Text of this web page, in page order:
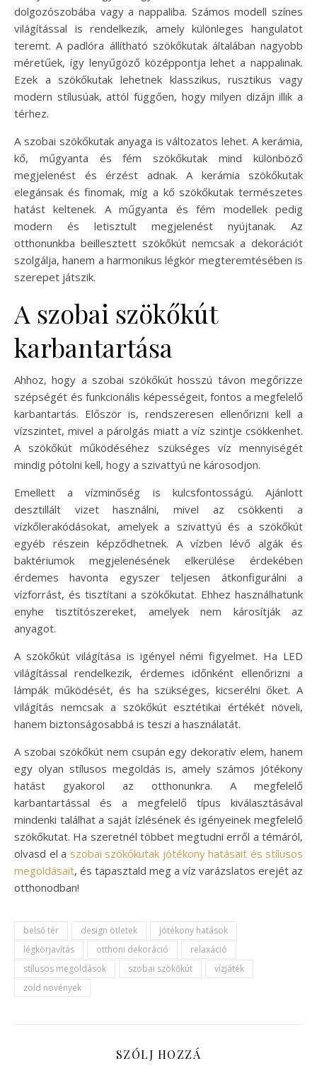
dolgozószobába vagy a nappaliba. Számos modell színes
világítással is rendelkezik, amely különleges hangulatot
teremt. A padlóra állítható szökőkutak általában nagyobb
méretűek, így lenyűgöző középpontja lehet a nappalinak.
Ezek a szökőkutak lehetnek klasszikus, rusztikus vagy
modern stílusúak, attól függően, hogy milyen dizájn illik a
térhez.
A szobai szökőkutak anyaga is változatos lehet. A kerámia,
kő, műgyanta és fém szökőkutak mind különböző
megjelenést és érzést adnak. A kerámia szökőkutak
elegánsak és finomak, míg a kő szökőkutak természetes
hatást keltenek. A műgyanta és fém modellek pedig
modern és letisztult megjelenést nyújtanak. Az
otthonunkba beillesztett szökőkút nemcsak a dekorációt
szolgálja, hanem a harmonikus légkör megteremtésében is
szerepet játszik.
A szobai szökőkút
karbantartása
Ahhoz, hogy a szobai szökőkút hosszú távon megőrizze
szépségét és funkcionális képességeit, fontos a megfelelő
karbantartás. Először is, rendszeresen ellenőrizni kell a
vízszintet, mivel a párolgás miatt a víz szintje csökkenhet.
A szökőkút működéséhez szükséges víz mennyiségét
mindig pótolni kell, hogy a szivattyú ne károsodjon.
Emellett a vízminőség is kulcsfontosságú. Ajánlott
desztillált vizet használni, mivel az csökkenti a
vízkőlerakódásokat, amelyek a szivattyú és a szökőkút
egyéb részein képződhetnek. A vízben lévő algák és
baktériumok megjelenésének elkerülése érdekében
érdemes havonta egyszer teljesen átkonfigurálni a
vízforrást, és tisztítani a szökőkutat. Ehhez használhatunk
enyhe tisztítószereket, amelyek nem károsítják az
anyagot.
A szökőkút világítása is igényel némi figyelmet. Ha LED
világítással rendelkezik, érdemes időnként ellenőrizni a
lámpák működését, és ha szükséges, kicserélni őket. A
világítás nemcsak a szökőkút esztétikai értékét növeli,
hanem biztonságosabbá is teszi a használatát.
A szobai szökőkút nem csupán egy dekoratív elem, hanem
egy olyan stílusos megoldás is, amely számos jótékony
hatást gyakorol az otthonunkra. A megfelelő
karbantartással és a megfelelő típus kiválasztásával
mindenki találhat a saját ízlésének és igényeinek megfelelő
szökőkutat. Ha szeretnél többet megtudni erről a témáról,
olvasd el a szobai szökőkutak jótékony hatásait és stílusos
megoldásait, és tapasztald meg a víz varázslatos erejét az
otthonodban!
belső tér design ötletek
jótékony hatások
légkörjavítás
otthoni dekoráció
relaxáció
stílusos megoldások
szobai szökőkút
vízjáték
zöld növények
SZÓLJ HOZZÁ